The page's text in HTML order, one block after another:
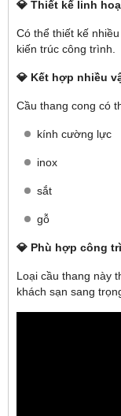
💎 Thiết kế linh
Có thể thiết kế
kiến trúc công trình.
💎 Kết hợp nhiều
Cầu thang cong có
kính cường lực
inox
sắt
gỗ
💎 Phù hợp công
Loại cầu thang này
khách sạn sang